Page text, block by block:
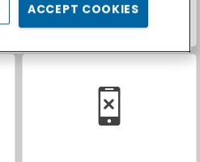
World War 2 Shooter
ACCEPT COOKIES